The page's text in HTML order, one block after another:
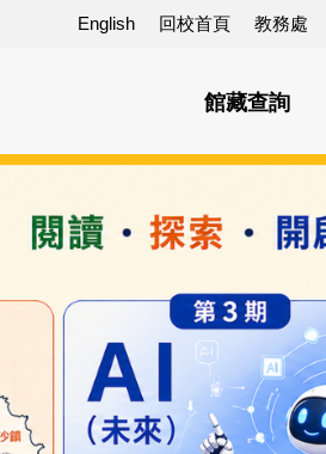
English 回校首頁 教務處
館藏查詢